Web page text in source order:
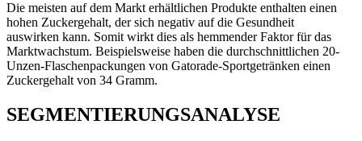
Die meisten auf dem Markt erhältlichen Produkte enthalten einen
hohen Zuckergehalt, der sich negativ auf die Gesundheit
auswirken kann. Somit wirkt dies als hemmender Faktor für das
Marktwachstum. Beispielsweise haben die durchschnittlichen 20-
Unzen-Flaschenpackungen von Gatorade-Sportgetränken einen
Zuckergehalt von 34 Gramm.
SEGMENTIERUNGSANALYSE